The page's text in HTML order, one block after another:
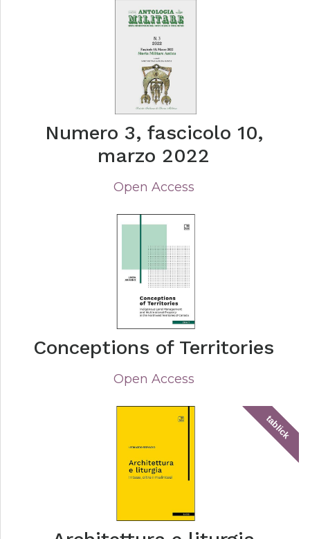
Numero 3, fascicolo 10,
marzo 2022
Open Access
Conceptions of Territories
Open Access
tablick